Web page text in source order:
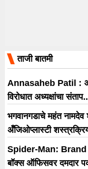
ताजी बातमी
Annasaheb Patil :
विरोधात अध्यक्षांचा संताप..
भगवानगडाचे महंत नामदेव
अँजिओप्लास्टी
Spider-Man: Brand
बॉक्स ऑफिसवर दमदार